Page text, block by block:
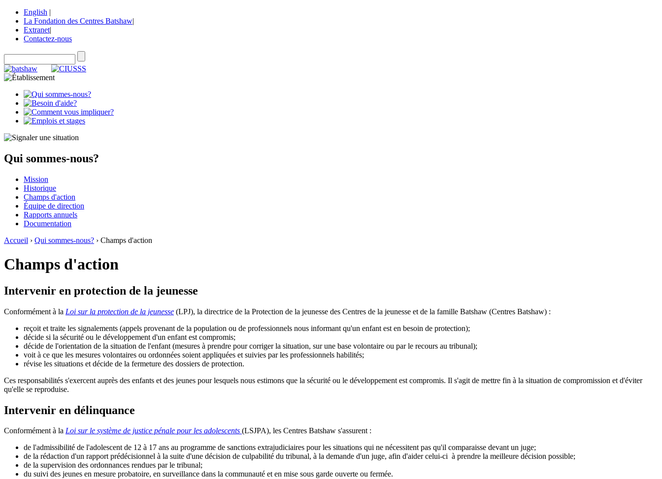
English |
La Fondation des Centres Batshaw|
Extranet|
Contactez-nous
Qui sommes-nous?
Mission
Historique
Champs d'action
Équipe de direction
Rapports annuels
Documentation
Accueil › Qui sommes-nous? › Champs d'action
Champs d'action
Intervenir en protection de la jeunesse
Conformément à la Loi sur la protection de la jeunesse (LPJ), la directrice de la Protection de la jeunesse des Centres de la jeunesse et de la famille Batshaw (Centres Batshaw) :
reçoit et traite les signalements (appels provenant de la population ou de professionnels nous informant qu'un enfant est en besoin de protection);
décide si la sécurité ou le développement d'un enfant est compromis;
décide de l'orientation de la situation de l'enfant (mesures à prendre pour corriger la situation, sur une base volontaire ou par le recours au tribunal);
voit à ce que les mesures volontaires ou ordonnées soient appliquées et suivies par les professionnels habilités;
révise les situations et décide de la fermeture des dossiers de protection.
Ces responsabilités s'exercent auprès des enfants et des jeunes pour lesquels nous estimons que la sécurité ou le développement est compromis. Il s'agit de mettre fin à la situation de compromission et d'éviter
qu'elle se reproduise.
Intervenir en délinquance
Conformément à la Loi sur le système de justice pénale pour les adolescents (LSJPA), les Centres Batshaw s'assurent :
de l'admissibilité de l'adolescent de 12 à 17 ans au programme de sanctions extrajudiciaires pour les situations qui ne nécessitent pas qu'il comparaisse devant un juge;
de la rédaction d'un rapport prédécisionnel à la suite d'une décision de culpabilité du tribunal, à la demande d'un juge, afin d'aider celui-ci à prendre la meilleure décision possible;
de la supervision des ordonnances rendues par le tribunal;
du suivi des jeunes en mesure probatoire, en surveillance dans la communauté et en mise sous garde ouverte ou fermée.